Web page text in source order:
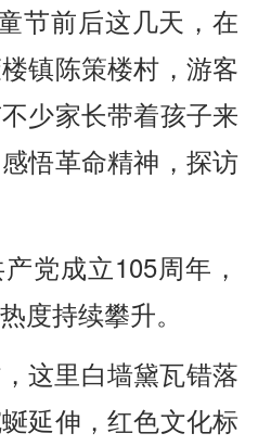
节前后这几天，在
镇陈策楼村，游客
少家长带着孩子来
悟革命精神，探访
党成立105周年，
度持续攀升。
这里白墙黛瓦错落
延伸，红色文化标